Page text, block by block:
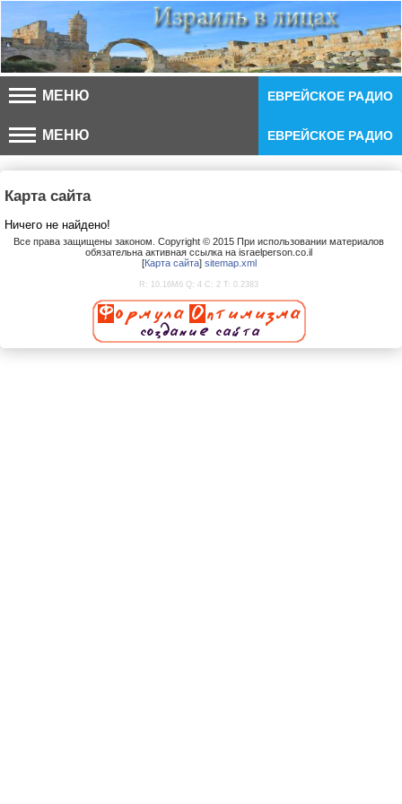
МЕНЮ ЕВРЕЙСКОЕ РАДИО
МЕНЮ ЕВРЕЙСКОЕ РАДИО
Карта сайта
Ничего не найдено!
Все права защищены законом. Copyright © 2015 При использовании материалов
обязательна активная ссылка на israelperson.co.il
[Карта сайта] sitemap.xml
R: 10.16Мб Q: 4 C: 2 T: 0.2383